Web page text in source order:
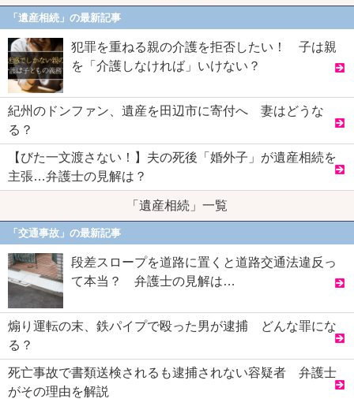
「遺産相続」の最新記事
犯罪を重ねる親の介護を拒否したい！ 子は親
を「介護しなければ」いけない？
紀州のドンファン、遺産を田辺市に寄付へ 妻はどうな
る？
【びた一文渡さない！】夫の死後「婚外子」が遺産相続を
主張…弁護士の見解は？
「遺産相続」一覧
「交通事故」の最新記事
段差スロープを道路に置くと道路交通法違反っ
て本当？ 弁護士の見解は…
煽り運転の末、鉄パイプで殴った男が逮捕 どんな罪にな
る？
死亡事故で書類送検されるも逮捕されない容疑者 弁護士
がその理由を解説